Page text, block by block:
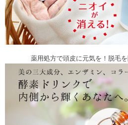
薬用処方で頭皮に元気を！脱毛